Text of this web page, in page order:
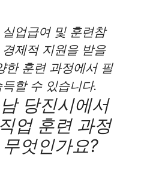
업급여 및 훈련참
제적 지원을 받을
한 훈련 과정에서 필
할 수 있습니다.
당진시에서
업 훈련 과정
엇인가요?